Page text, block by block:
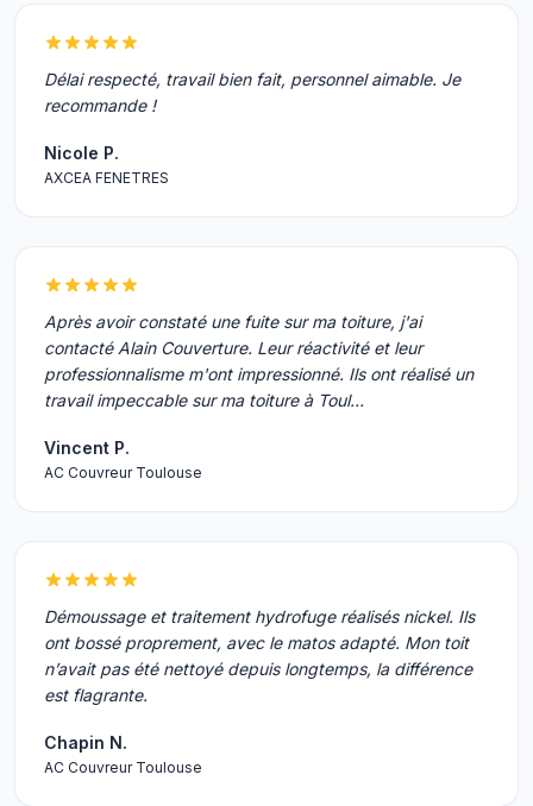
Délai respecté, travail bien fait, personnel aimable. Je
recommande !
Nicole P.
AXCEA FENETRES
Après avoir constaté une fuite sur ma toiture, j'ai
contacté Alain Couverture. Leur réactivité et leur
professionnalisme m'ont impressionné. Ils ont réalisé un
travail impeccable sur ma toiture à Toul…
Vincent P.
AC Couvreur Toulouse
Démoussage et traitement hydrofuge réalisés nickel. Ils
ont bossé proprement, avec le matos adapté. Mon toit
n’avait pas été nettoyé depuis longtemps, la différence
est flagrante.
Chapin N.
AC Couvreur Toulouse